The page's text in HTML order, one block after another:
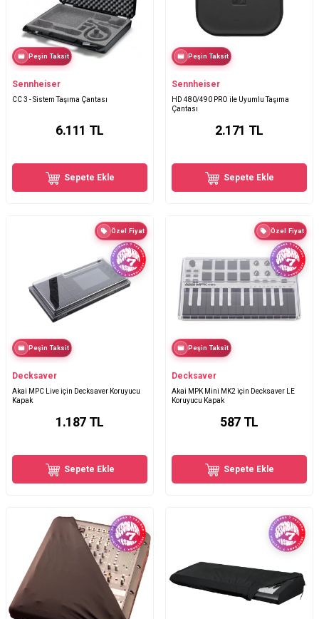
Peşin Taksit
Sennheiser
CC 3 - Sistem Taşıma Çantası
6.111 TL
Sepete Ekle
Peşin Taksit
Sennheiser
HD 480/490 PRO ile Uyumlu Taşıma
Çantası
2.171 TL
Sepete Ekle
Özel Fiyat
Peşin Taksit
Decksaver
Akai MPC Live için Decksaver Koruyucu
Kapak
1.187 TL
Sepete Ekle
Özel Fiyat
Peşin Taksit
Decksaver
Akai MPK Mini MK2 için Decksaver LE
Koruyucu Kapak
587 TL
Sepete Ekle